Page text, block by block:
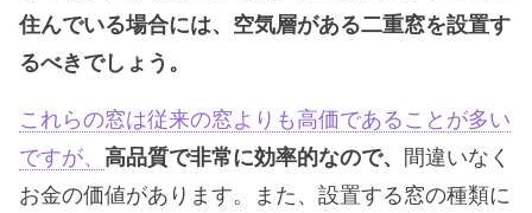
住んでいる場合には、空気層がある二重窓を設置す
るべきでしょう。
これらの窓は従来の窓よりも高価であることが多い
ですが、 高品質で非常に効率的なので、 間違いなく
お金の価値があります。また、設置する窓の種類に